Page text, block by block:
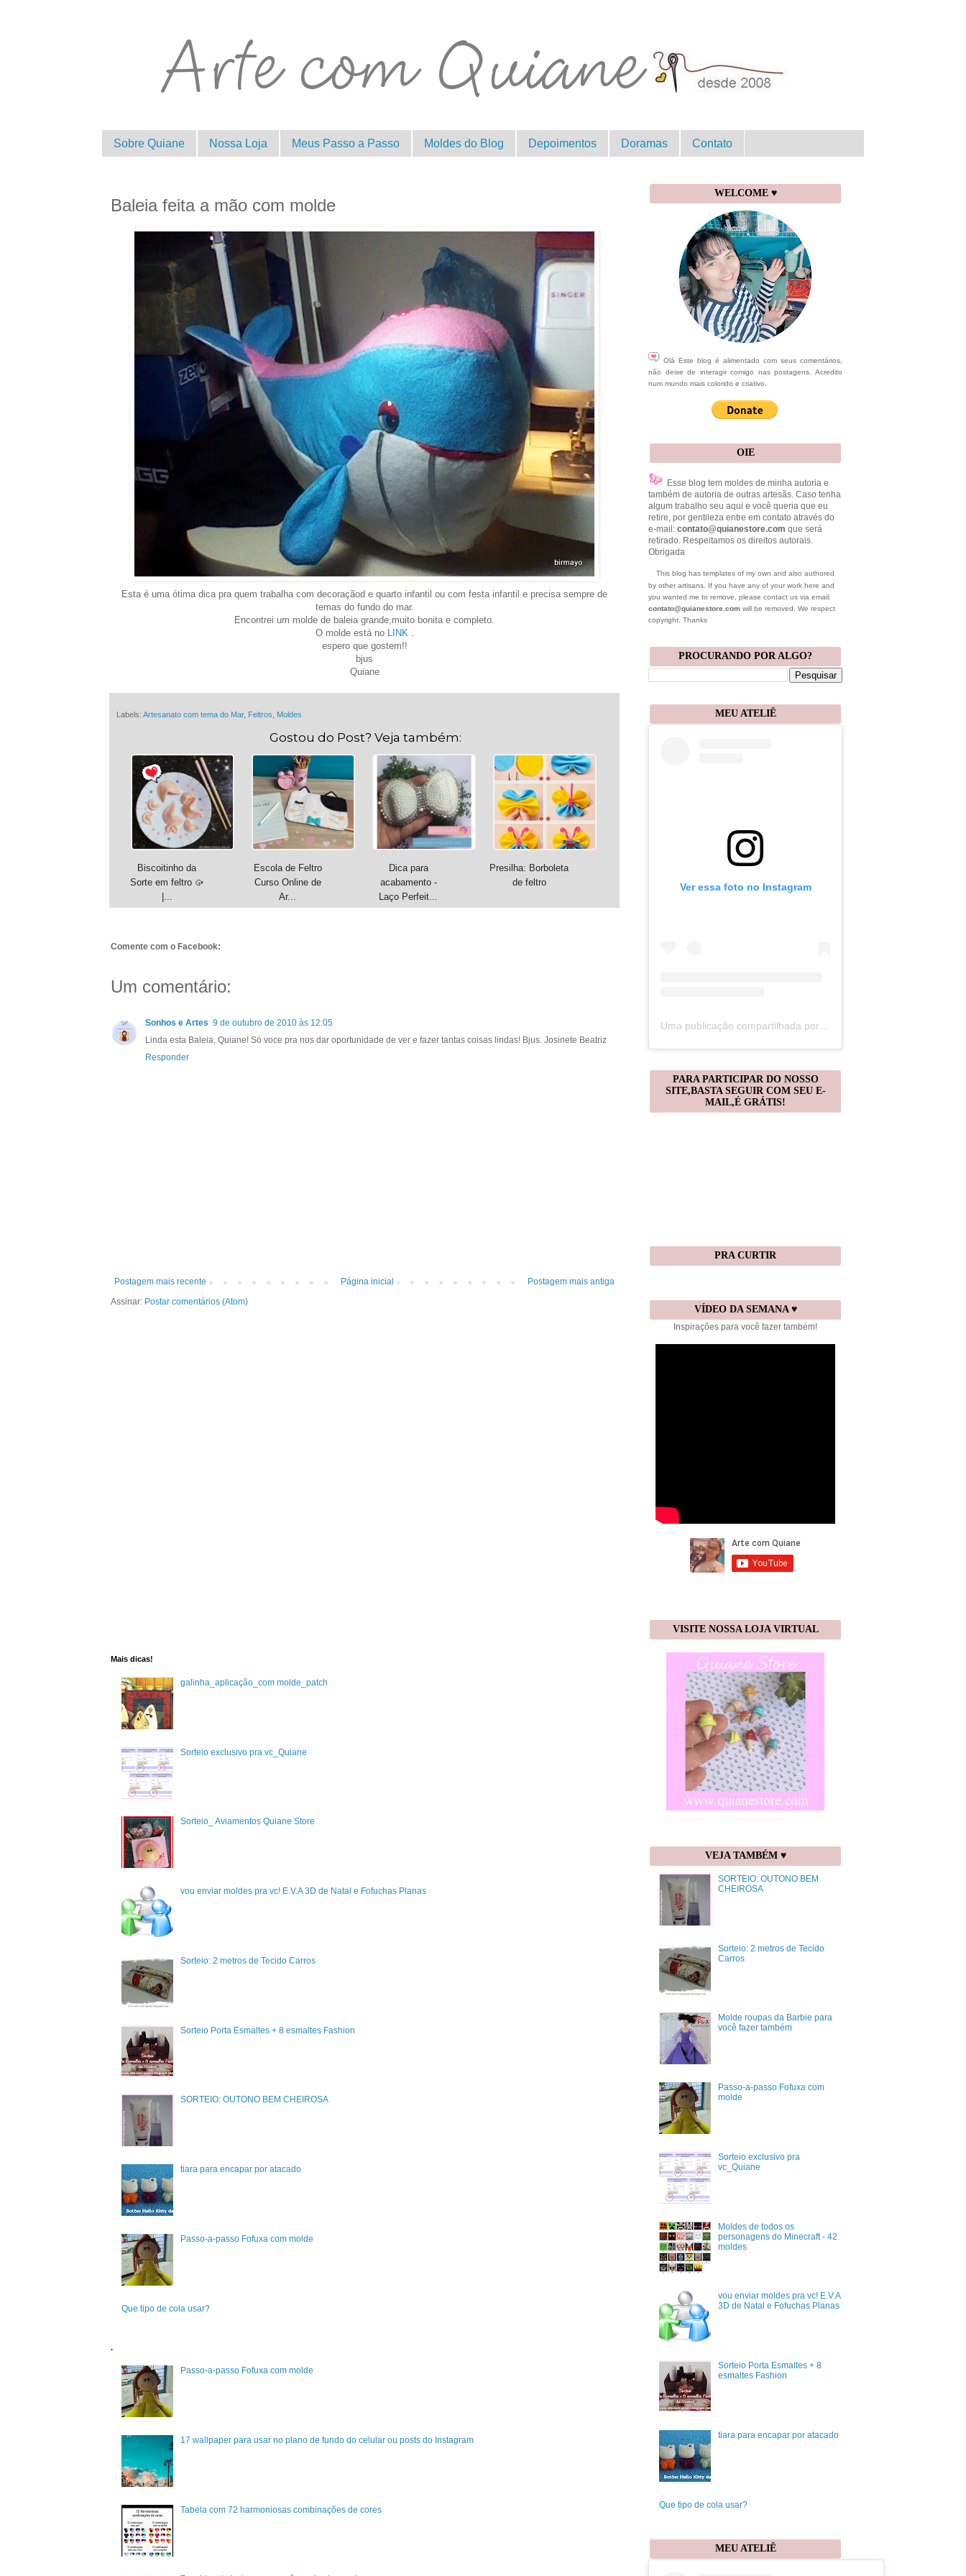
Sobre Quiane Nossa Loja Meus Passo a Passo Moldes do Blog Depoimentos Doramas Contato
Baleia feita a mão com molde
Esta é uma ótima dica pra quem trabalha com decoraçãod e quarto infantil ou com festa infantil e precisa sempre de
temas do fundo do mar.
Encontrei um molde de baleia grande,muito bonita e completo.
O molde está no LINK.
espero que gostem!!
bjus
Quiane
Labels: Artesanato com tema do Mar, Feltros Moldes
Gostou do Post? Veja também:
Biscoitinho da
Sorte em feltro 🥠
|...
Escola de Feltro
Curso Online de
Ar...
Dica para
acabamento -
Laço Perfeit...
Presilha: Borboleta
de feltro
Comente com o Facebook:
Um comentário:
Sonhos e Artes 9 de outubro de 2010 às 12:05
Linda esta Baleia, Quiane! Só voce pra nos dar oportunidade de ver e fazer tantas coisas lindas! Bjus. Josinete Beatriz
Responder
Postagem mais recente Postagem mais antiga
Página inicial
Assinar: Postar comentários (Atom)
Mais dicas!
galinha_aplicação_com molde_patch
Sorteio exclusivo pra vc_Quiane
Sorteio_ Aviamentos Quiane Store
vou enviar moldes pra vc! E.V.A 3D de Natal e Fofuchas Planas
Sorteio: 2 metros de Tecido Carros
Sorteio Porta Esmaltes + 8 esmaltes Fashion
SORTEIO: OUTONO BEM CHEIROSA
tiara para encapar por atacado
Passo-a-passo Fofuxa com molde
Que tipo de cola usar?
.
Passo-a-passo Fofuxa com molde
17 wallpaper para usar no plano de fundo do celular ou posts do Instagram
Tabela com 72 harmoniosas combinações de cores
WELCOME ♥
Olá Este blog é alimentado com seus comentários,
não deixe de interagir comigo nas postagens. Acredito
num mundo mais colorido e criativo.
OIE
Esse blog tem moldes de minha autoria e
também de autoria de outras artesãs. Caso tenha
algum trabalho seu aqui e você queria que eu
retire, por gentileza entre em contato através do
e-mail: contato@quianestore.com que será
retirado. Respeitamos os direitos autorais.
Obrigada
This blog has templates of my own and also authored
by other artisans. If you have any of your work here and
you wanted me to remove, please contact us via email:
contato@quianestore.com will be removed. We respect
copyright. Thanks
PROCURANDO POR ALGO?
MEU ATELIÊ
Ver essa foto no Instagram
Uma publicação compartilhada por Christiane Gonçalves (@artecomquiane)
PARA PARTICIPAR DO NOSSO
SITE,BASTA SEGUIR COM SEU E-
MAIL,É GRÁTIS!
PRA CURTIR
VÍDEO DA SEMANA ♥
Inspirações para você fazer também!
VISITE NOSSA LOJA VIRTUAL
VEJA TAMBÉM ♥
SORTEIO: OUTONO BEM
CHEIROSA
Sorteio: 2 metros de Tecido
Carros
Molde roupas da Barbie para
você fazer também
Passo-a-passo Fofuxa com
molde
Sorteio exclusivo pra
vc_Quiane
Moldes de todos os
personagens do Minecraft - 42
moldes
vou enviar moldes pra vc! E.V.A
3D de Natal e Fofuchas Planas
Sorteio Porta Esmaltes + 8
esmaltes Fashion
tiara para encapar por atacado
Que tipo de cola usar?
MEU ATELIÊ